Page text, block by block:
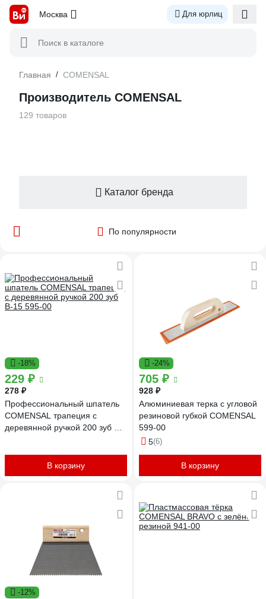
Москва Для юрлиц
Поиск в каталоге
Главная / COMENSAL
Производитель COMENSAL
129 товаров
Каталог бренда
По популярности
-18%
229 ₽
278 ₽
Профессиональный шпатель
COMENSAL трапеция с
деревянной ручкой 200 зуб B-
В корзину
-24%
705 ₽
928 ₽
Алюминиевая терка с угловой
резиновой губкой COMENSAL
599-00
5(6)
В корзину
-12%